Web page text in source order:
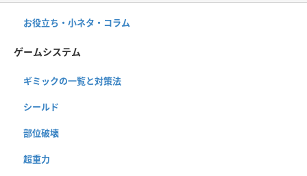
お役立ち・小ネタ・コラム
ゲームシステム
ギミックの一覧と対策法
シールド
部位破壊
超重力